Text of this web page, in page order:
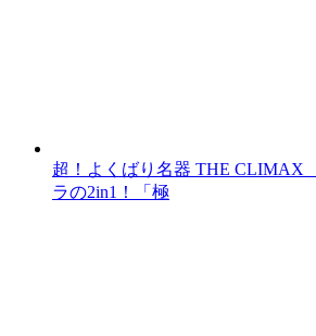
超！よくばり名器 THE
ラの2in1！「極